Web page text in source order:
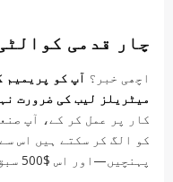
چار قدمی
اچھی خبر؟ آپ کو پریمیم
میٹریلز لیب کی ضرورت
کار پر عمل کر کے، آپ
کو الگ کر سکتے ہیں اس
پہنچیں—اور اس $500 سبق سے بچ سکیں۔.